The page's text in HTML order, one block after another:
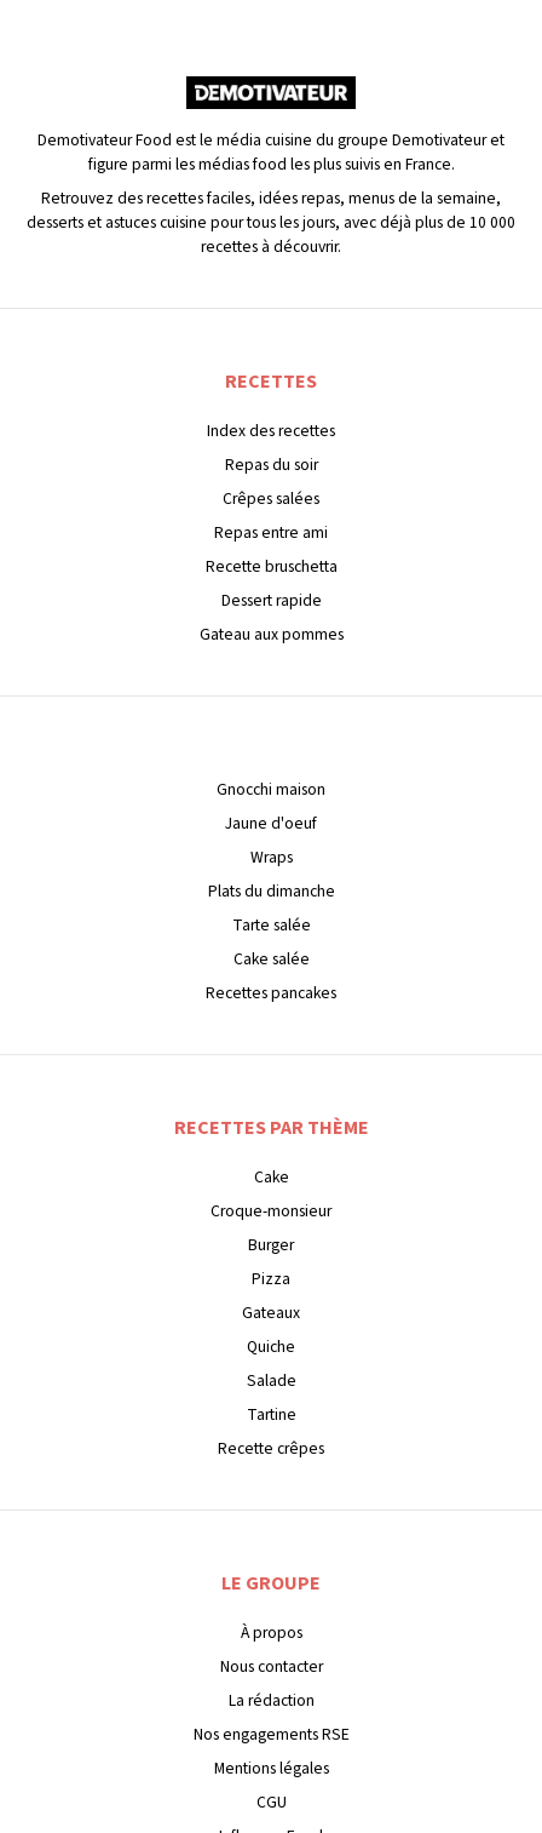
Demotivateur Food est le média cuisine du groupe Demotivateur et
figure parmi les médias food les plus suivis en France.
Retrouvez des recettes faciles, idées repas, menus de la semaine,
desserts et astuces cuisine pour tous les jours, avec déjà plus de 10 000
recettes à découvrir.
RECETTES
Index des recettes
Repas du soir
Crêpes salées
Repas entre ami
Recette bruschetta
Dessert rapide
Gateau aux pommes
Gnocchi maison
Jaune d'oeuf
Wraps
Plats du dimanche
Tarte salée
Cake salée
Recettes pancakes
RECETTES PAR THÈME
Cake
Croque-monsieur
Burger
Pizza
Gateaux
Quiche
Salade
Tartine
Recette crêpes
LE GROUPE
À propos
Nous contacter
La rédaction
Nos engagements RSE
Mentions légales
CGU